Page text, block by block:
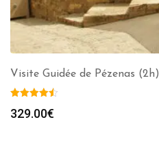
Visite Guidée de Pézenas (2h)
329.00€